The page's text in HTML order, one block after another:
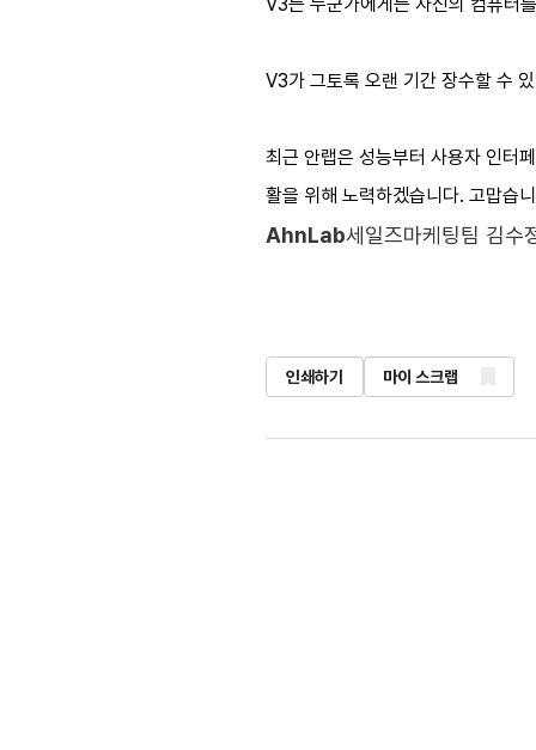
V3가 그토록 오랜 기간 장수할 수
최근 안랩은 성능부터 사용자 인터
활을 위해 노력하겠습니다. 고맙습
AhnLab세일즈마케팅팀 김수
인쇄하기 마이 스크랩